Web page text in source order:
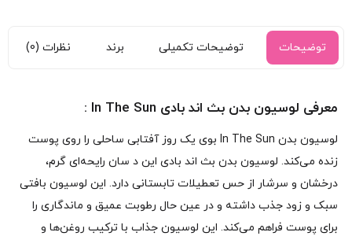
توضیحات توضیحات تکمیلی برند نظرات (0)
معرفی لوسیون بدن بث اند بادی In The Sun :
لوسیون بدن In The Sun بوی یک روز آفتابی ساحلی را روی پوست
زنده می‌کند. لوسیون بدن بث اند بادی این د سان رایحه‌ای گرم،
درخشان و سرشار از حس تعطیلات تابستانی دارد. این لوسیون بافتی
سبک و زود جذب داشته و در عین حال رطوبت عمیق و ماندگاری را
برای پوست فراهم می‌کند. این لوسیون جذاب با ترکیب روغن‌ها و